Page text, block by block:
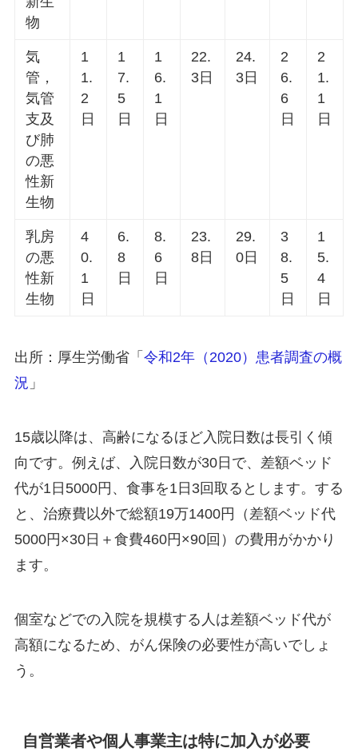
物
気
管，
気管
支及
び肺
の悪
性新
生物
1
1.
2
日
1
7.
5
日
1
6.
1
日
22.
3日
24.
3日
2
6.
6
日
2
1.
1
日
乳房
の悪
性新
生物
4
0.
1
日
6.
8
日
8.
6
日
23.
8日
29.
0日
3
8.
5
日
1
5.
4
日
出所：厚生労働省「 令和2年（2020）患者調査の概
況 」
15歳以降は、高齢になるほど入院日数は長引く傾
向です。例えば、入院日数が30日で、差額ベッド
代が1日5000円、食事を1日3回取るとします。する
と、治療費以外で総額19万1400円（差額ベッド代
5000円×30日＋食費460円×90回）の費用がかかり
ます。
個室などでの入院を規模する人は差額ベッド代が
高額になるため、がん保険の必要性が高いでしょ
う。
自営業者や個人事業主は特に加入が必要